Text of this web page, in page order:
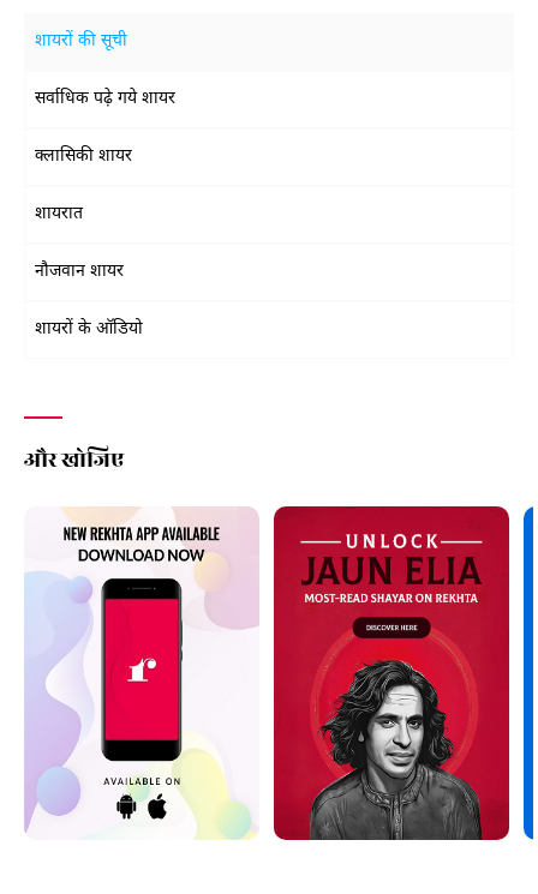
शायरों की सूची
सर्वाधिक पढ़े गये शायर
क्लासिकी शायर
शायरात
नौजवान शायर
शायरों के ऑडियो
और खोजिए